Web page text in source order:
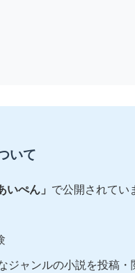
いて
ぺん」 で公開されてい
ジャンルの小説を投稿・